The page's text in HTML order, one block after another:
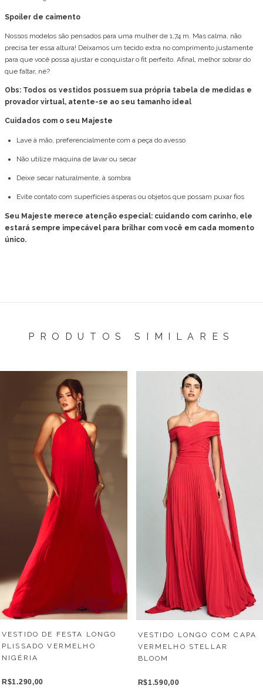
Spoiler de caimento
Nossos modelos são pensados para uma mulher de 1,74 m. Mas calma, não
precisa ter essa altura! Deixamos um tecido extra no comprimento justamente
para que você possa ajustar e conquistar o fit perfeito. Afinal, melhor sobrar do
que faltar, né?
Obs: Todos os vestidos possuem sua própria tabela de medidas e
provador virtual, atente-se ao seu tamanho ideal
Cuidados com o seu Majeste
Lave à mão, preferencialmente com a peça do avesso
Não utilize máquina de lavar ou secar
Deixe secar naturalmente, à sombra
Evite contato com superfícies ásperas ou objetos que possam puxar fios
Seu Majeste merece atenção especial: cuidando com carinho, ele
estará sempre impecável para brilhar com você em cada momento
único.
PRODUTOS SIMILARES
VESTIDO DE FESTA LONGO
PLISSADO VERMELHO
NIGÉRIA
R$1.290,00
VESTIDO LONGO COM CAPA
VERMELHO STELLAR
BLOOM
R$1.590,00